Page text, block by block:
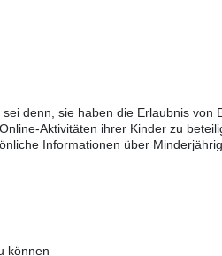
denn, sie haben die Erlaubnis von
Aktivitäten ihrer Kinder zu
Informationen über
können